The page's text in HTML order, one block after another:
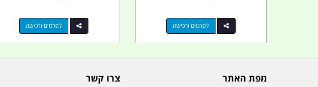
לפרטים ורכישה לפרטים ורכישה
מפת האתר צרו קשר